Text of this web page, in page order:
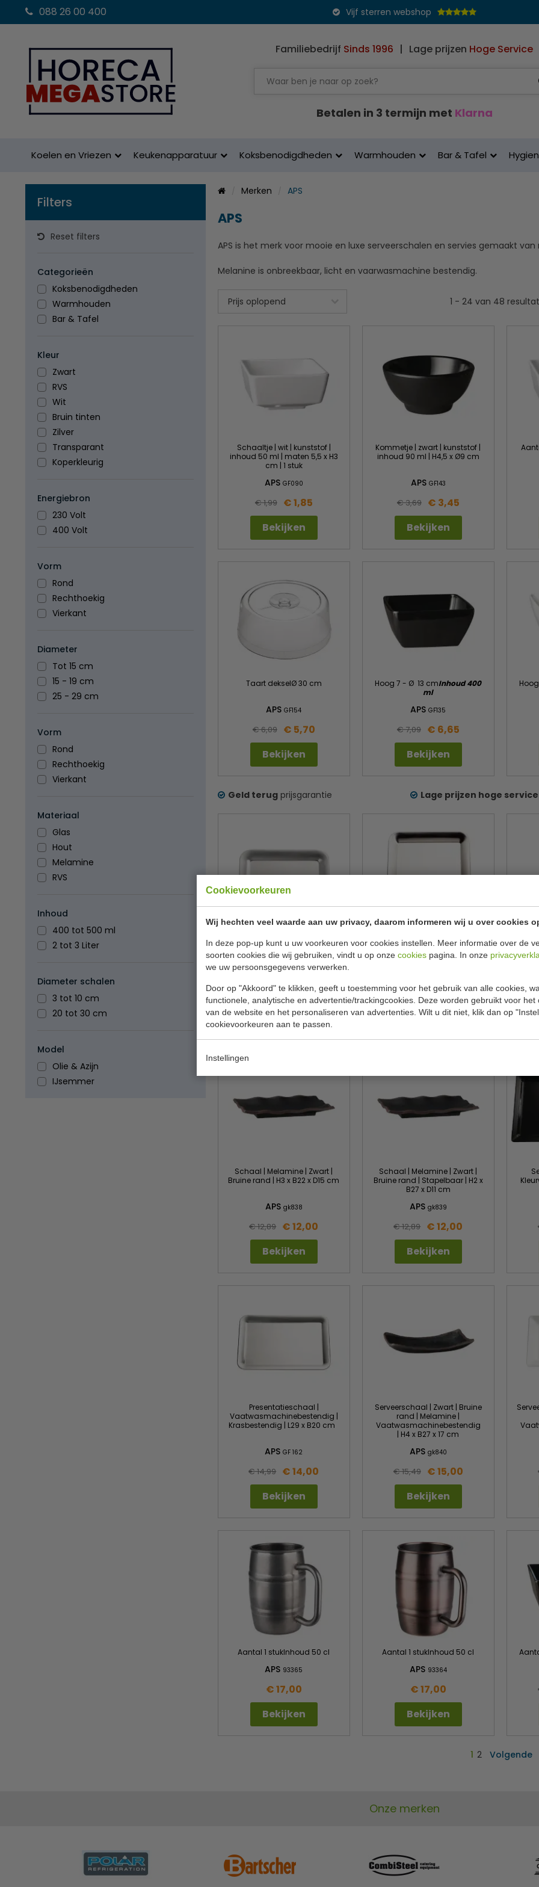
Cookievoorkeuren
Wij hechten veel waarde aan uw privacy, daarom informeren wij u over cookies
In deze pop-up kunt u uw voorkeuren voor cookies instellen. Meer informatie over de
soorten cookies die wij gebruiken, vindt u op onze cookies pagina. In onze
we uw persoonsgegevens verwerken.
Door op "Akkoord" te klikken, geeft u toestemming voor het gebruik van alle cookies,
functionele, analytische en advertentie/trackingcookies. Deze worden gebruikt voor het
van de website en het personaliseren van advertenties. Wilt u dit niet, klik dan op
cookievoorkeuren aan te passen.
Instellingen
088 26 00 400 Vijf sterren webshop
Familiebedrijf Sinds 1996 | Lage prijzen Hoge Service
Betalen in 3 termijn met Klarna
Koelen en Vriezen Keukenapparatuur Koksbenodigdheden Warmhouden Bar & Tafel
Filters
Reset filters
Categorieën
Koksbenodigdheden
Warmhouden
Bar & Tafel
Kleur
Zwart
RVS
Wit
Bruin tinten
Zilver
Transparant
Koperkleurig
Energiebron
230 Volt
400 Volt
Vorm
Rond
Rechthoekig
Vierkant
Diameter
Tot 15 cm
15 - 19 cm
25 - 29 cm
Vorm
Rond
Rechthoekig
Vierkant
Materiaal
Glas
Hout
Melamine
RVS
Inhoud
400 tot 500 ml
2 tot 3 Liter
Diameter schalen
3 tot 10 cm
20 tot 30 cm
Model
Olie & Azijn
IJsemmer
Merken APS
APS
APS is het merk voor mooie en luxe serveerschalen en servies gemaakt van
Melanine is onbreekbaar, licht en vaarwasmachine bestendig.
1 - 24 van 48
Schaaltje | wit | kunststof |
inhoud 50 ml | maten 5,5 x H3
cm | 1 stuk
APS GF090
€ 1,99 € 1,85
Bekijken
Kommetje | zwart | kunststof |
inhoud 90 ml | H4,5 x Ø9 cm
APS GF143
€ 3,69 € 3,45
Bekijken
Taart dekselØ 30 cm
APSGF154
€ 6,09 € 5,70
Bekijken
Hoog 7 - Ø 13 cmInhoud 400
ml
APSGF135
€ 7,09 € 6,65
Bekijken
kommen | 20 x 11 cm
APSGF160
€ 8,29 € 7,80
Bekijken
Vaatwasmachinebestendig |
L20 x B20 cm
€ 10,95 € 10,00
Bekijken
Olie
Schaal | Melamine | Zwart |
Bruine rand | H3 x B22 x D15 cm
APS gk838
€ 12,89 € 12,00
Bekijken
Schaal | Melamine | Zwart |
Bruine rand | Stapelbaar | H2 x
B27 x D11 cm
APS gk839
€ 12,89 € 12,00
Bekijken
Presentatieschaal |
Vaatwasmachinebestendig |
Krasbestendig | L29 x B20 cm
APSGF 162
€ 14,99 € 14,00
Bekijken
Serveerschaal | Zwart | Bruine
rand | Melamine |
Vaatwasmachinebestendig
| H4 x B27 x 17 cm
APS gk840
€ 15,49 € 15,00
Bekijken
Aantal 1 stukInhoud 50 cl
APS 93365
€ 17,00
Bekijken
Aantal 1 stukInhoud 50 cl
APS 93364
€ 17,00
Bekijken
Geld terugprijsgarantie Lage prijzen hoge service
1 2 Volgende
Onze merken